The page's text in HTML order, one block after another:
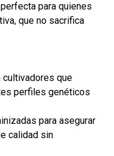
para quienes
que no sacrifica
cultivadores que
perfiles genéticos
para asegurar
calidad sin